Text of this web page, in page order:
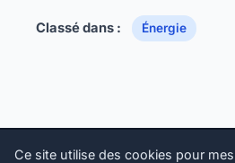
Classé dans : Énergie
Ce site utilise des cookies pour